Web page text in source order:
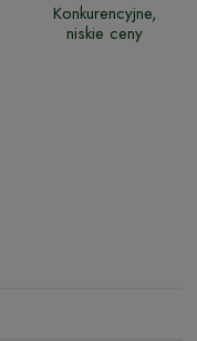
Konkurencyjne,
niskie ceny